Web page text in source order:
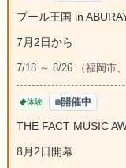
プール王国 in
7月2日から
7/18 ～ 8/26 （福岡市、
体験 開催中
THE FACT MUSIC
8月2日開幕